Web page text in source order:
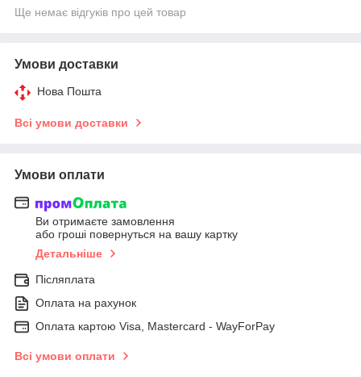
Ще немає відгуків про цей товар
Умови доставки
Нова Пошта
Всі умови доставки
Умови оплати
Ви отримаєте замовлення
або гроші повернуться на вашу картку
Детальніше
Післяплата
Оплата на рахунок
Оплата картою Visa, Mastercard - WayForPay
Всі умови оплати